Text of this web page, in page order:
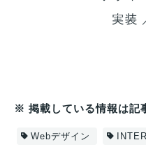
※ 掲載している情報は記
Webデザイン